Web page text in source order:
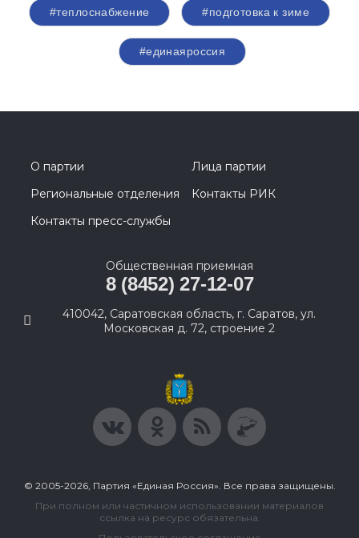
#теплоснабжение #подготовка к зиме
#единаяроссия
О партии
Лица партии
Региональные отделения
Контакты РИК
Контакты пресс-службы
Общественная приемная
8 (8452) 27-12-07
410042, Саратовская область, г. Саратов, ул.
Московская д. 72, строение 2
© 2005-2026, Партия «Единая Россия». Все права защищены.
При полном или частичном использовании материалов
ссылка на ресурс обязательна.